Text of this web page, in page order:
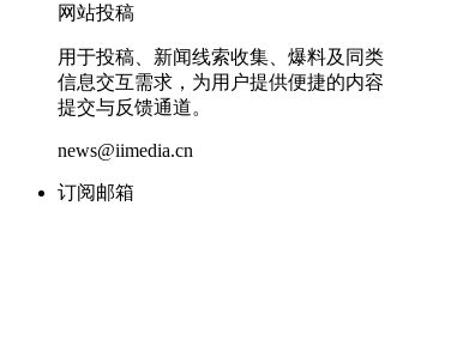
网站投稿
用于投稿、新闻线索收集、爆料及同类
信息交互需求，为用户提供便捷的内容
提交与反馈通道。
news@iimedia.cn
订阅邮箱